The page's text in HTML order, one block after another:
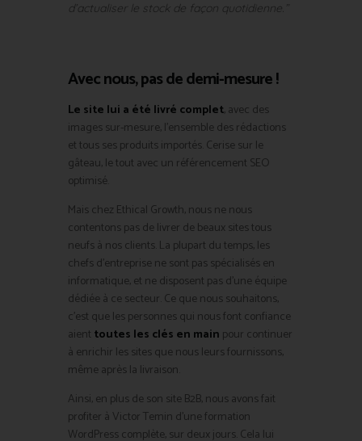
d’actualiser le stock de façon quotidienne.”
Avec nous, pas de demi-mesure !
Le site lui a été livré complet, avec des
images sur-mesure, l’ensemble des rédactions
et tous ses produits importés. Cerise sur le
gâteau, le tout avec un référencement SEO
optimisé.
Mais chez Ethical Growth, nous ne nous
contentons pas de livrer de beaux sites tous
neufs à nos clients. La plupart du temps, les
chefs d’entreprise ne sont pas spécialisés en
informatique, et ne disposent pas d’une équipe
dédiée à ce secteur. Ce que nous souhaitons,
c’est que les personnes qui nous font confiance
aient toutes les clés en main pour continuer
à enrichir les sites que nous leurs fournissons,
même après la livraison.
Ainsi, en plus de son site B2B, nous avons fait
profiter à Victor Temin d’une formation
WordPress complète, sur deux jours. Cela lui